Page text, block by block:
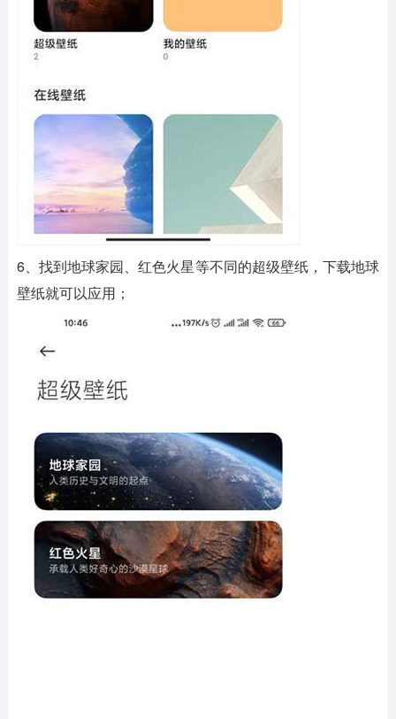
6、找到地球家园、红色火星等不同的超级壁纸，下载地球
壁纸就可以应用；